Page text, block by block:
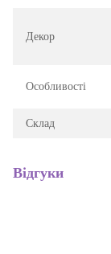
Декор
Особливості
Склад
Відгуки